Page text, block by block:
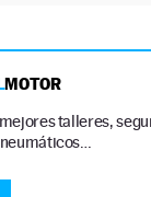
MOTOR
talleres,